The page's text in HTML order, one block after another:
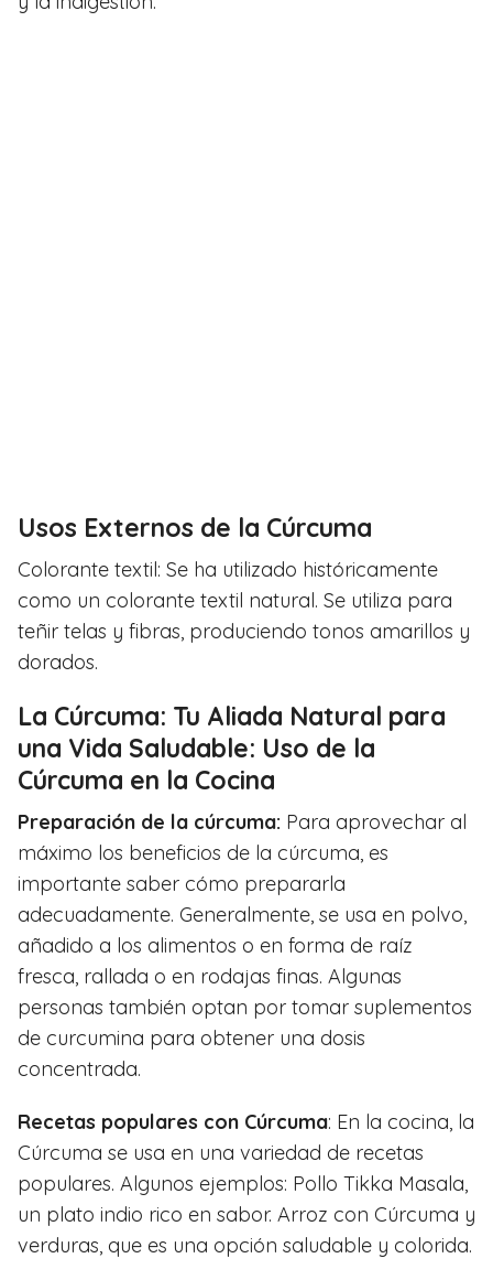
Usos Externos de la Cúrcuma
Colorante textil: Se ha utilizado históricamente
como un colorante textil natural. Se utiliza para
teñir telas y fibras, produciendo tonos amarillos y
dorados.
La Cúrcuma: Tu Aliada Natural para
una Vida Saludable: Uso de la
Cúrcuma en la Cocina
Preparación de la cúrcuma: Para aprovechar al
máximo los beneficios de la cúrcuma, es
importante saber cómo prepararla
adecuadamente. Generalmente, se usa en polvo,
añadido a los alimentos o en forma de raíz
fresca, rallada o en rodajas finas. Algunas
personas también optan por tomar suplementos
de curcumina para obtener una dosis
concentrada.
Recetas populares con Cúrcuma: En la cocina, la
Cúrcuma se usa en una variedad de recetas
populares. Algunos ejemplos: Pollo Tikka Masala,
un plato indio rico en sabor. Arroz con Cúrcuma y
verduras, que es una opción saludable y colorida.